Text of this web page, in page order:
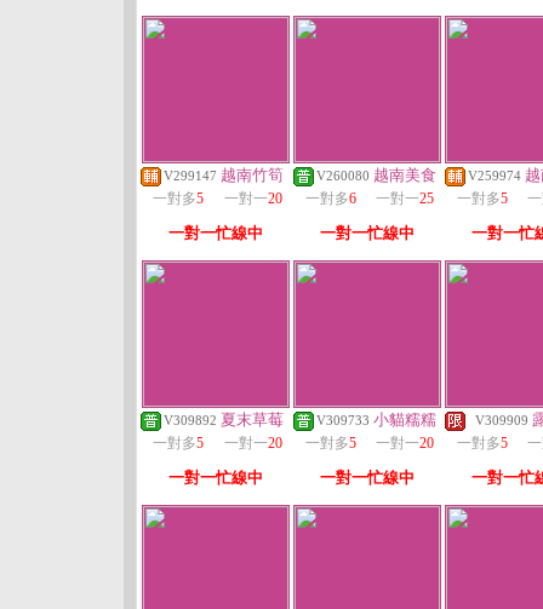
V299147 越南竹筍
一對多5 一對一20
一對一忙線中
V260080 越南美食
一對多6 一對一25
一對一忙線中
V259974
一對多5
一對一忙
V309892 夏末草莓
一對多5 一對一20
一對一忙線中
V309733 小貓糯糯
一對多5 一對一20
一對一忙線中
V309909
一對多5
一對一忙